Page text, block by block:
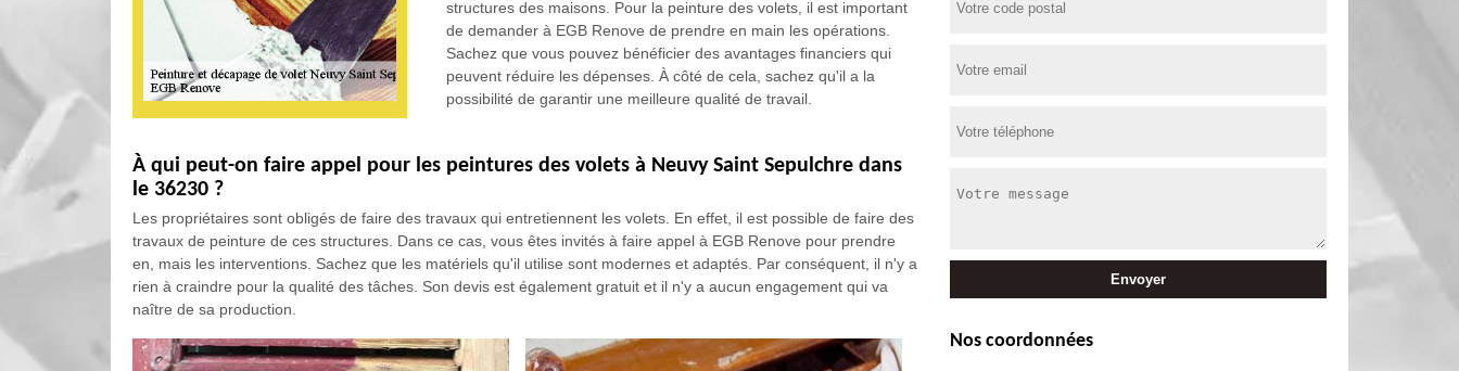
structures des maisons. Pour la peinture des volets, il est important
de demander à EGB Renove de prendre en main les opérations.
Sachez que vous pouvez bénéficier des avantages financiers qui
peuvent réduire les dépenses. À côté de cela, sachez qu'il a la
possibilité de garantir une meilleure qualité de travail.
À qui peut-on faire appel pour les peintures des volets à Neuvy Saint Sepulchre dans
le 36230 ?
Les propriétaires sont obligés de faire des travaux qui entretiennent les volets. En effet, il est possible de faire des
travaux de peinture de ces structures. Dans ce cas, vous êtes invités à faire appel à EGB Renove pour prendre
en, mais les interventions. Sachez que les matériels qu'il utilise sont modernes et adaptés. Par conséquent, il n'y a
rien à craindre pour la qualité des tâches. Son devis est également gratuit et il n'y a aucun engagement qui va
naître de sa production.
Nos coordonnées